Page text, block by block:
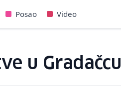
Posao Video
u Gradačcu